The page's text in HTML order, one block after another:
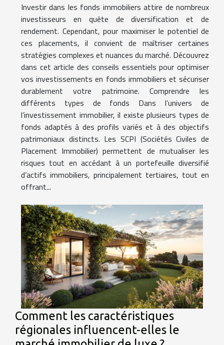
Investir dans les fonds immobiliers attire de nombreux
investisseurs en quête de diversification et de
rendement. Cependant, pour maximiser le potentiel de
ces placements, il convient de maîtriser certaines
stratégies complexes et nuances du marché. Découvrez
dans cet article des conseils essentiels pour optimiser
vos investissements en fonds immobiliers et sécuriser
durablement votre patrimoine. Comprendre les
différents types de fonds Dans l’univers de
l’investissement immobilier, il existe plusieurs types de
fonds adaptés à des profils variés et à des objectifs
patrimoniaux distincts. Les SCPI (Sociétés Civiles de
Placement Immobilier) permettent de mutualiser les
risques tout en accédant à un portefeuille diversifié
d’actifs immobiliers, principalement tertiaires, tout en
offrant...
Comment les caractéristiques
régionales influencent-elles le